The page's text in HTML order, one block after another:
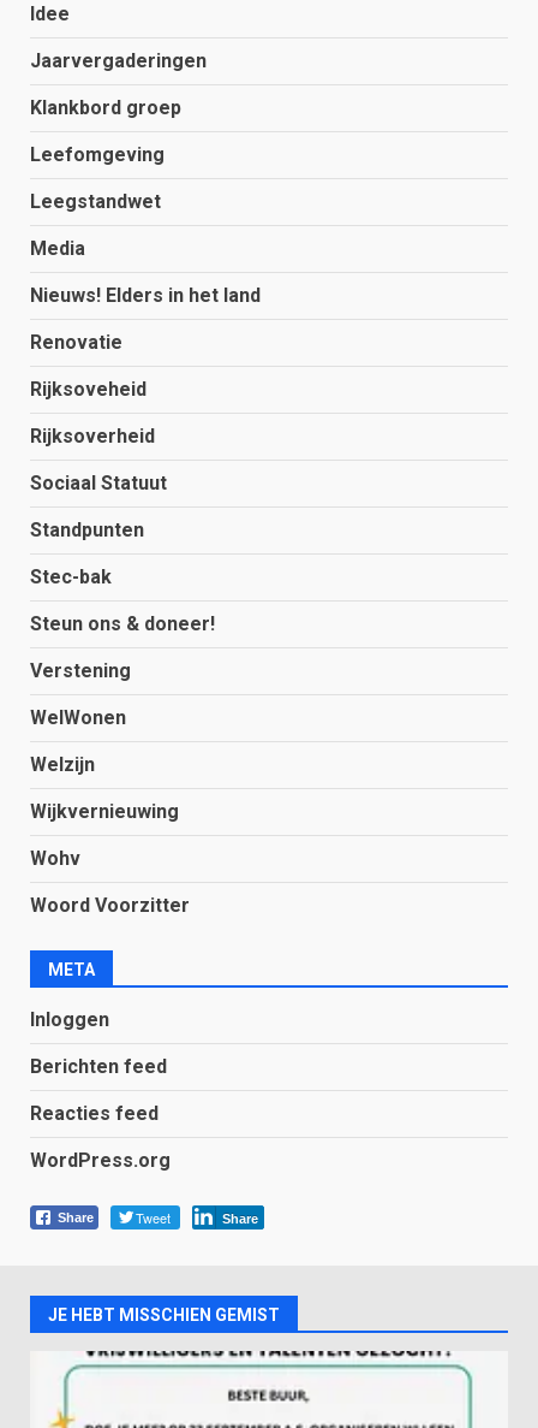
Idee
Jaarvergaderingen
Klankbord groep
Leefomgeving
Leegstandwet
Media
Nieuws! Elders in het land
Renovatie
Rijksoveheid
Rijksoverheid
Sociaal Statuut
Standpunten
Stec-bak
Steun ons & doneer!
Verstening
WelWonen
Welzijn
Wijkvernieuwing
Wohv
Woord Voorzitter
META
Inloggen
Berichten feed
Reacties feed
WordPress.org
Share Tweet Share
JE HEBT MISSCHIEN GEMIST